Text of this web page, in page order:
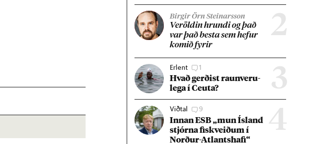
2
Birgir Örn Steinarsson
Ver­öld­in hrundi og það
var það besta sem hef­ur
kom­ið fyr­ir
3
Erlent 1
Hvað gerð­ist raun­veru­
lega í Ceuta?
4
Viðtal 9
Inn­an ESB „mun Ís­land
stjórna fisk­veið­um í
Norð­ur-Atlants­hafi“